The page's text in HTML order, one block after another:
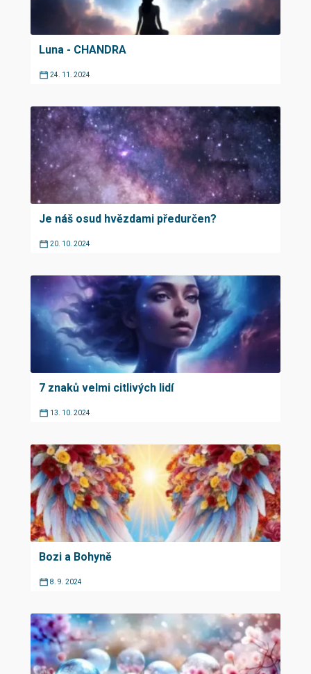
Luna - CHANDRA
24. 11. 2024
Je náš osud hvězdami předurčen?
20. 10. 2024
7 znaků velmi citlivých lidí
13. 10. 2024
Bozi a Bohyně
8. 9. 2024